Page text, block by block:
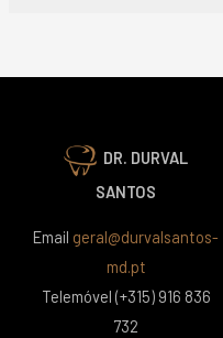
DR. DURVAL
SANTOS
Email geral@durvalsantos-
md.pt
Telemóvel (+315) 916 836
732